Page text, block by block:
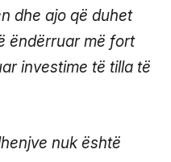
dhe ajo që duhet
ëndërruar më fort
investime të tilla të
nuk është